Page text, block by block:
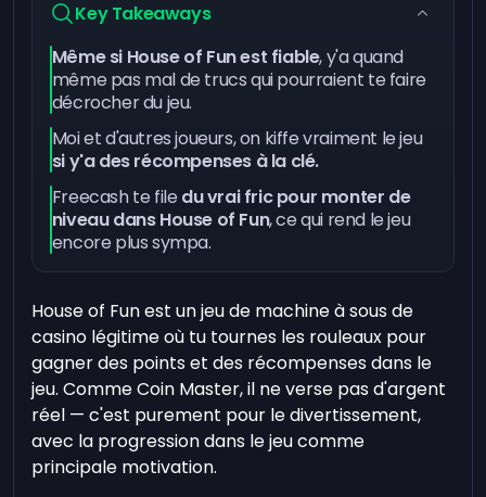
Key Takeaways
Même si House of Fun est fiable, y'a quand
même pas mal de trucs qui pourraient te faire
décrocher du jeu.
Moi et d'autres joueurs, on kiffe vraiment le jeu
si y'a des récompenses à la clé.
Freecash te file du vrai fric pour monter de
niveau dans House of Fun, ce qui rend le jeu
encore plus sympa.
House of Fun est un jeu de machine à sous de
casino légitime où tu tournes les rouleaux pour
gagner des points et des récompenses dans le
jeu. Comme Coin Master, il ne verse pas d'argent
réel — c'est purement pour le divertissement,
avec la progression dans le jeu comme
principale motivation.